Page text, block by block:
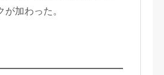
加わった。